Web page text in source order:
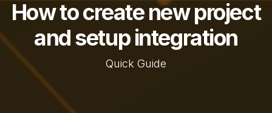
How to create new project
and setup integration
Quick Guide